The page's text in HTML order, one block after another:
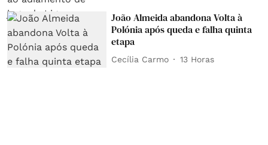
João Almeida abandona Volta à
Polónia após queda e falha quinta
etapa
Cecília Carmo 13 Horas